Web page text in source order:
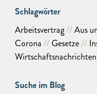
Schlagwörter
Arbeitsvertrag
Aus
Corona
Gesetze
Wirtschaftsnachrichten
Suche im Blog